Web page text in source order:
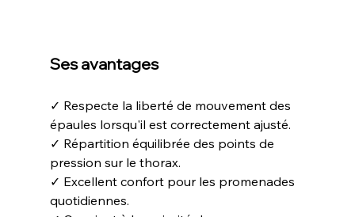
Ses avantages
✓ Respecte la liberté de mouvement des
épaules lorsqu'il est correctement ajusté.
✓ Répartition équilibrée des points de
pression sur le thorax.
✓ Excellent confort pour les promenades
quotidiennes.